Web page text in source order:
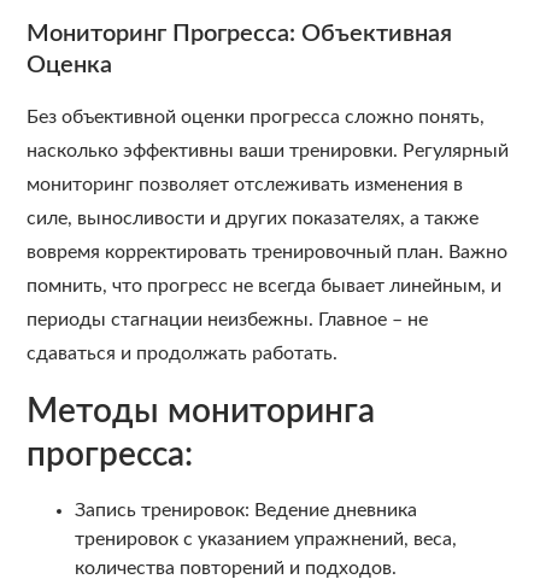
Мониторинг Прогресса: Объективная
Оценка
Без объективной оценки прогресса сложно понять,
насколько эффективны ваши тренировки. Регулярный
мониторинг позволяет отслеживать изменения в
силе, выносливости и других показателях, а также
вовремя корректировать тренировочный план. Важно
помнить, что прогресс не всегда бывает линейным, и
периоды стагнации неизбежны. Главное – не
сдаваться и продолжать работать.
Методы мониторинга
прогресса:
Запись тренировок: Ведение дневника
тренировок с указанием упражнений, веса,
количества повторений и подходов.